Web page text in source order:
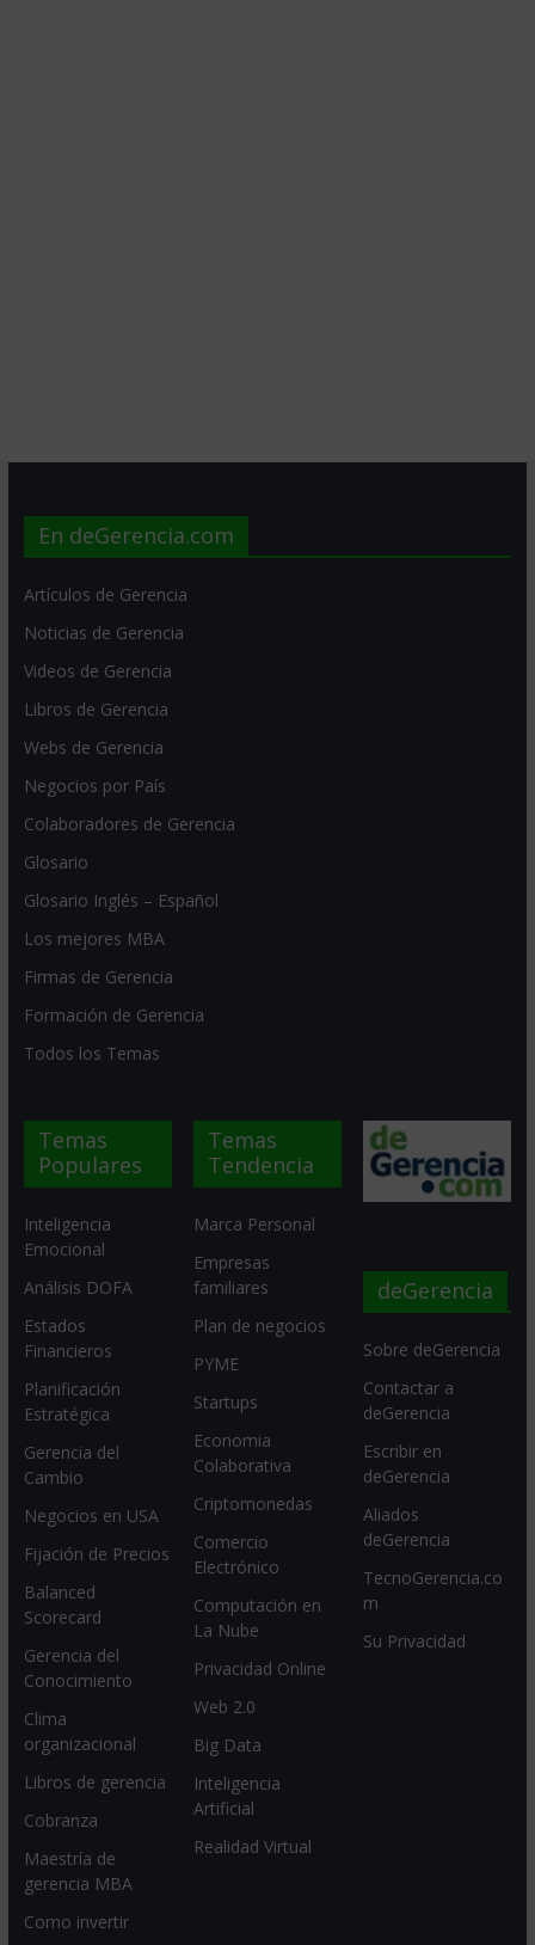
En deGerencia.com
Artículos de Gerencia
Noticias de Gerencia
Videos de Gerencia
Libros de Gerencia
Webs de Gerencia
Negocios por País
Colaboradores de Gerencia
Glosario
Glosario Inglés – Español
Los mejores MBA
Firmas de Gerencia
Formación de Gerencia
Todos los Temas
Temas
Populares
Inteligencia
Emocional
Análisis DOFA
Estados
Financieros
Planificación
Estratégica
Gerencia del
Cambio
Negocios en USA
Fijación de Precios
Balanced
Scorecard
Gerencia del
Conocimiento
Clima
organizacional
Libros de gerencia
Cobranza
Maestría de
gerencia MBA
Como invertir
Temas
Tendencia
Marca Personal
Empresas
familiares
Plan de negocios
PYME
Startups
Economia
Colaborativa
Criptomonedas
Comercio
Electrónico
Computación en
La Nube
Privacidad Online
Web 2.0
Big Data
Inteligencia
Artificial
Realidad Virtual
deGerencia
Sobre deGerencia
Contactar a
deGerencia
Escribir en
deGerencia
Aliados
deGerencia
TecnoGerencia.co
m
Su Privacidad